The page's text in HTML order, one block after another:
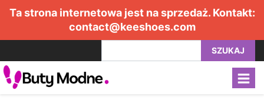
Ta strona internetowa jest na sprzedaż. Kontakt:
contact@keeshoes.com
SZUKAJ